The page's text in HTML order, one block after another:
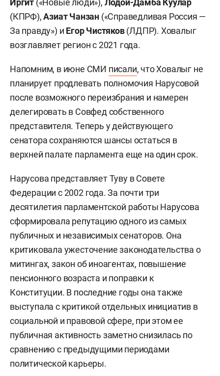
Иргит («Новые люди»), Лодой-Дамба Куулар
(КПРФ),Азиат Чанзан («Справедливая Россия —
За правду») и Егор Чистяков(ЛДПР). Ховалыг
возглавляет регион с 2021 года.
Напомним, в июне СМИ писали, что Ховалыг не
планирует продлевать полномочия Нарусовой
после возможного переизбрания и намерен
делегировать в Совфед собственного
представителя. Теперь у действующего
сенатора сохраняются шансы остаться в
верхней палате парламента еще на один срок.
Нарусова представляет Туву в Совете
Федерации с 2002 года. За почти три
десятилетия парламентской работы Нарусова
сформировала репутацию одного из самых
публичных и независимых сенаторов. Она
критиковала ужесточение законодательства о
митингах, закон об иноагентах, повышение
пенсионного возраста и поправки к
Конституции. В последние годы она также
выступала с критикой отдельных инициатив в
социальной и правовой сфере, при этом ее
публичная активность заметно снизилась по
сравнению с предыдущими периодами
политической карьеры.